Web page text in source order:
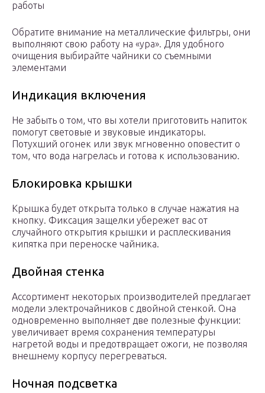
работы
Обратите внимание на металлические фильтры, они
выполняют свою работу на «ура». Для удобного
очищения выбирайте чайники со съемными
элементами
Индикация включения
Не забыть о том, что вы хотели приготовить напиток
помогут световые и звуковые индикаторы.
Потухший огонек или звук мгновенно оповестит о
том, что вода нагрелась и готова к использованию.
Блокировка крышки
Крышка будет открыта только в случае нажатия на
кнопку. Фиксация защелки убережет вас от
случайного открытия крышки и расплескивания
кипятка при переноске чайника.
Двойная стенка
Ассортимент некоторых производителей предлагает
модели электрочайников с двойной стенкой. Она
одновременно выполняет две полезные функции:
увеличивает время сохранения температуры
нагретой воды и предотвращает ожоги, не позволяя
внешнему корпусу перегреваться.
Ночная подсветка